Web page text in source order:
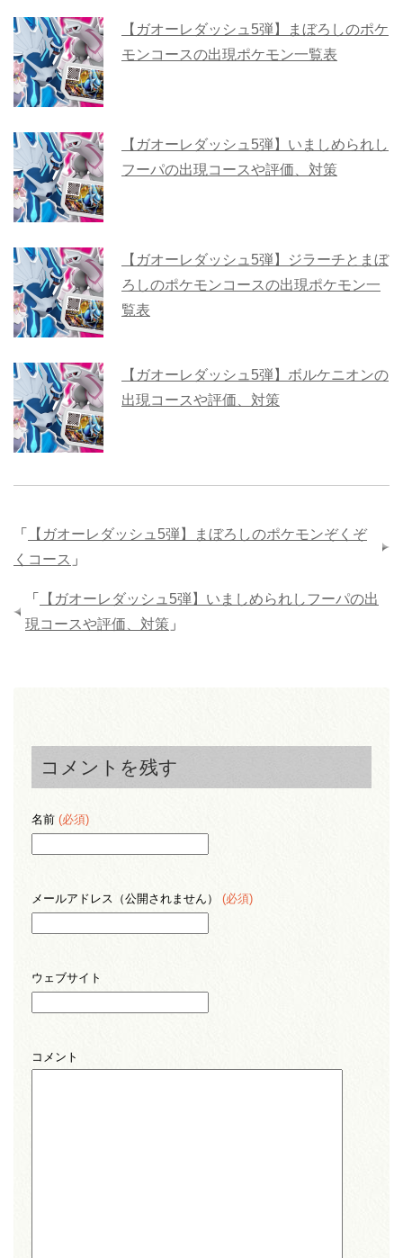
【ガオーレダッシュ5弾】まぼろしのポケ
モンコースの出現ポケモン一覧表
【ガオーレダッシュ5弾】いましめられし
フーパの出現コースや評価、対策
【ガオーレダッシュ5弾】ジラーチとまぼ
ろしのポケモンコースの出現ポケモン一
覧表
【ガオーレダッシュ5弾】ボルケニオンの
出現コースや評価、対策
「
【ガオーレダッシュ5弾】まぼろしのポケモンぞくぞ
くコース 」
「
【ガオーレダッシュ5弾】いましめられしフーパの出
現コースや評価、対策 」
コメントを残す
名前 (必須)
メールアドレス（公開されません） (必須)
ウェブサイト
コメント